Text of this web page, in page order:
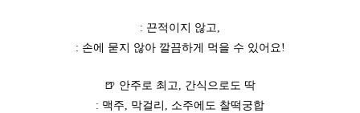
: 끈적이지 않고,
: 손에 묻지 않아 깔끔하게 먹을 수 있어요!
🍺 안주로 최고, 간식으로도 딱
: 맥주, 막걸리, 소주에도 찰떡궁합